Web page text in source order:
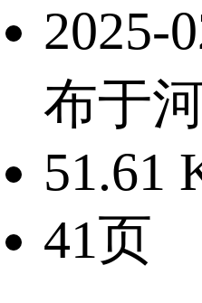
2025-
布于
51.61
41页